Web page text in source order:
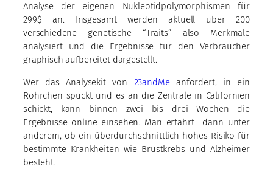
Analyse der eigenen Nukleotidpolymorphismen für
299$ an. Insgesamt werden aktuell über 200
verschiedene genetische “Traits” also Merkmale
analysiert und die Ergebnisse für den Verbraucher
graphisch aufbereitet dargestellt.
Wer das Analysekit von 23andMeanfordert, in ein
Röhrchen spuckt und es an die Zentrale in Californien
schickt, kann binnen zwei bis drei Wochen die
Ergebnisse online einsehen. Man erfährt dann unter
anderem, ob ein überdurchschnittlich hohes Risiko für
bestimmte Krankheiten wie Brustkrebs und Alzheimer
besteht.